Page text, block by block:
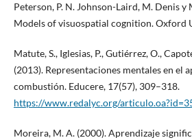
Peterson, P. N. Johnson-Laird, M. Denis y
Models of visuospatial cognition. Oxford
Matute, S., Iglesias, P., Gutiérrez, O.,
(2013). Representaciones mentales en el
combustión. Educere, 17(57), 309–318.
https://www.redalyc.org/
Moreira, M. A. (2000). Aprendizaje